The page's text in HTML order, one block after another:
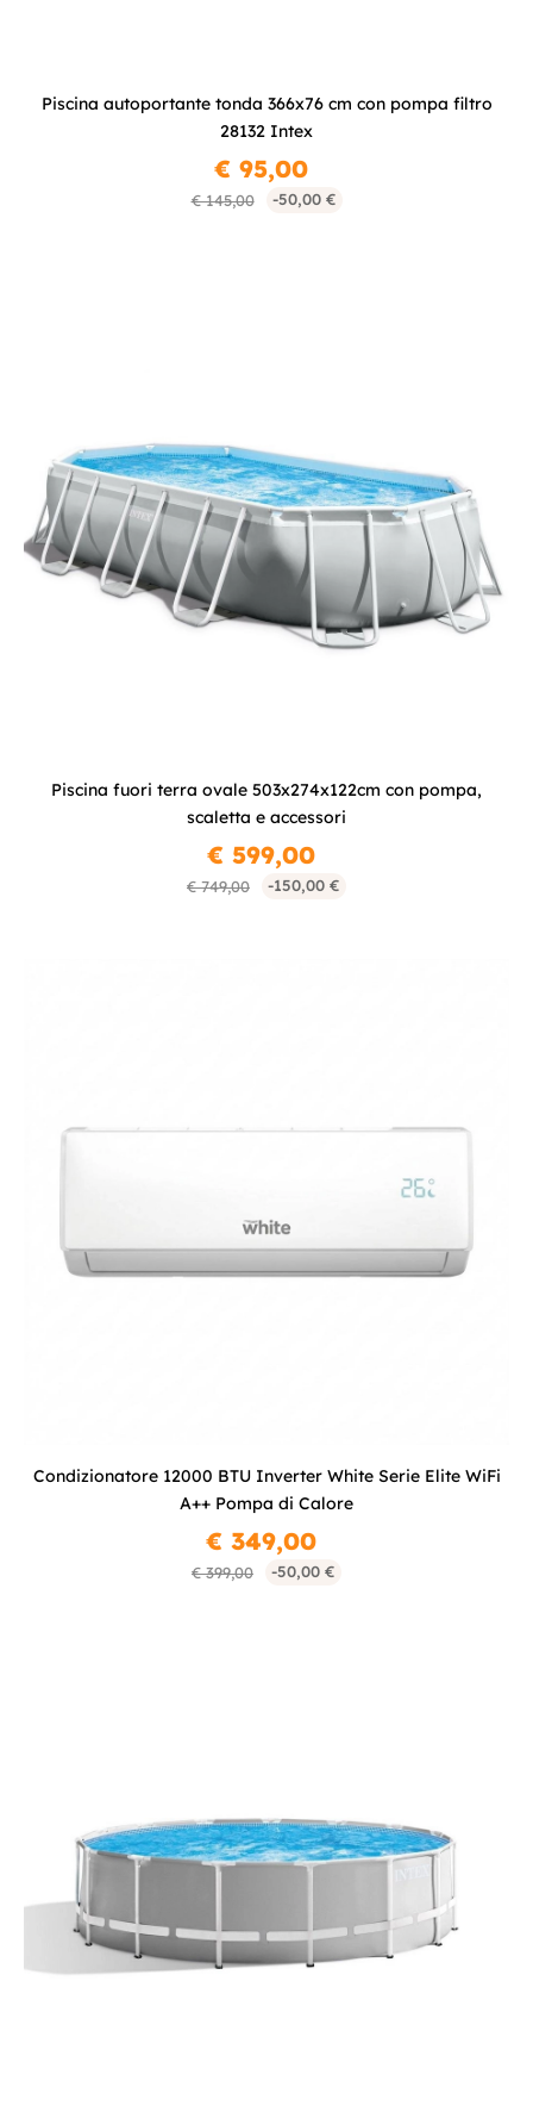
Piscina autoportante tonda 366x76 cm con pompa filtro
28132 Intex
€ 145,00 -50,00 €
€ 95,00
Piscina fuori terra ovale 503x274x122cm con pompa,
scaletta e accessori
€ 749,00 -150,00 €
€ 599,00
Condizionatore 12000 BTU Inverter White Serie Elite WiFi
A++ Pompa di Calore
€ 399,00 -50,00 €
€ 349,00